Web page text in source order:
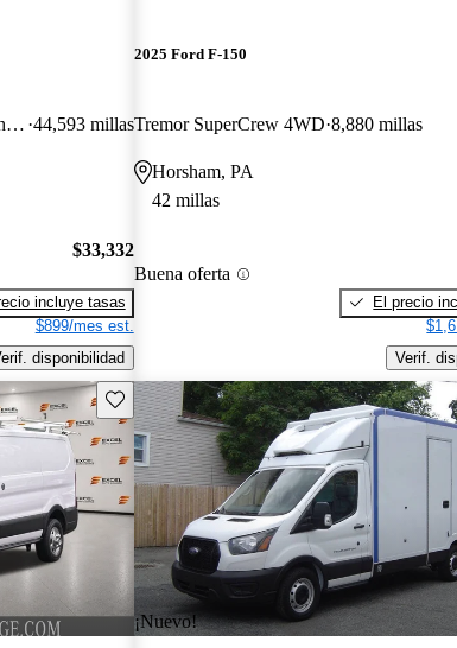
350 XL High Roof LWB RWD with Sliding Passenger-Side Door 44,593 millas
$33,332
incluye tasas
$899/mes est.
disponibilidad
2025 Ford F-150
Tremor SuperCrew 4WD 8,880 millas
Horsham, PA
42 millas
Buena oferta
El precio
Verif.
Guarda este Aviso
¡Nuevo!